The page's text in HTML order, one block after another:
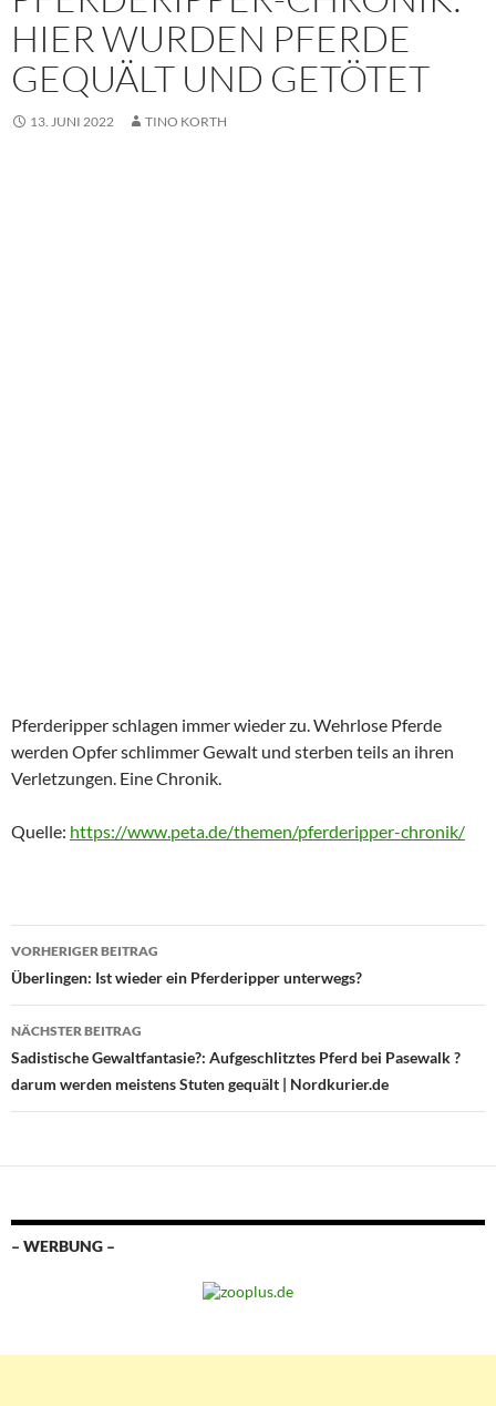
HIER WURDEN PFERDE
GEQUÄLT UND GETÖTET
13. JUNI 2022 TINO KORTH
Pferderipper schlagen immer wieder zu. Wehrlose Pferde
werden Opfer schlimmer Gewalt und sterben teils an ihren
Verletzungen. Eine Chronik.
Quelle: https://www.peta.de/themen/pferderipper-chronik/
Beitragsnavigation
VORHERIGER BEITRAG
Überlingen: Ist wieder ein Pferderipper unterwegs?
NÄCHSTER BEITRAG
Sadistische Gewaltfantasie?: Aufgeschlitztes Pferd bei Pasewalk ?
darum werden meistens Stuten gequält | Nordkurier.de
– WERBUNG –